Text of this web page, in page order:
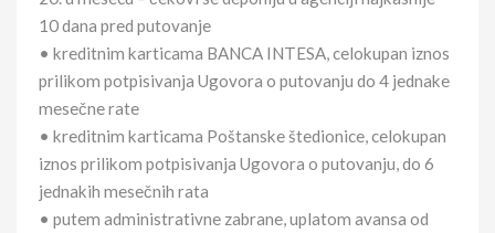
10 dana pred putovanje
• kreditnim karticama BANCA INTESA, celokupan iznos
prilikom potpisivanja Ugovora o putovanju do 4 jednake
mesečne rate
• kreditnim karticama Poštanske štedionice, celokupan
iznos prilikom potpisivanja Ugovora o putovanju, do 6
jednakih mesečnih rata
• putem administrativne zabrane, uplatom avansa od